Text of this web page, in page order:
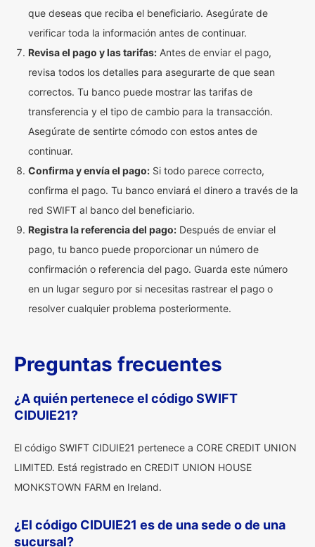
que deseas que reciba el beneficiario. Asegúrate de
verificar toda la información antes de continuar.
Revisa el pago y las tarifas: Antes de enviar el pago,
revisa todos los detalles para asegurarte de que sean
correctos. Tu banco puede mostrar las tarifas de
transferencia y el tipo de cambio para la transacción.
Asegúrate de sentirte cómodo con estos antes de
continuar.
Confirma y envía el pago: Si todo parece correcto,
confirma el pago. Tu banco enviará el dinero a través de la
red SWIFT al banco del beneficiario.
Registra la referencia del pago: Después de enviar el
pago, tu banco puede proporcionar un número de
confirmación o referencia del pago. Guarda este número
en un lugar seguro por si necesitas rastrear el pago o
resolver cualquier problema posteriormente.
Preguntas frecuentes
¿A quién pertenece el código SWIFT
CIDUIE21?
El código SWIFT CIDUIE21 pertenece a CORE CREDIT UNION
LIMITED. Está registrado en CREDIT UNION HOUSE
MONKSTOWN FARM en Ireland.
¿El código CIDUIE21 es de una sede o de una
sucursal?